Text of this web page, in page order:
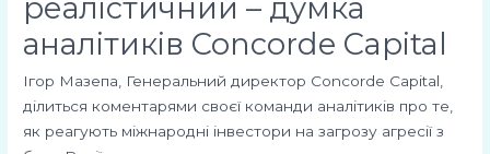
реалістичний – думка
аналітиків Concorde Capital
Ігор Мазепа, Генеральний директор Concorde Capital,
ділиться коментарями своєї команди аналітиків про те,
як реагують міжнародні інвестори на загрозу агресії з